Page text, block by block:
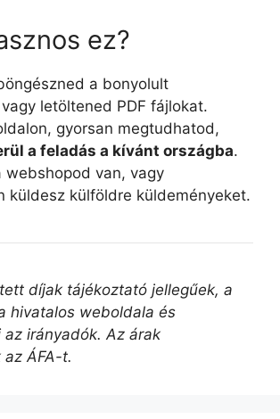
ez?
a bonyolult
letöltened PDF fájlokat.
gyorsan megtudhatod,
a feladás a kívánt országba.
webshopod van, vagy
küldesz külföldre küldeményeket.
díjak tájékoztató jellegűek, a
hivatalos weboldala és
irányadók. Az árak
ÁFA-t.